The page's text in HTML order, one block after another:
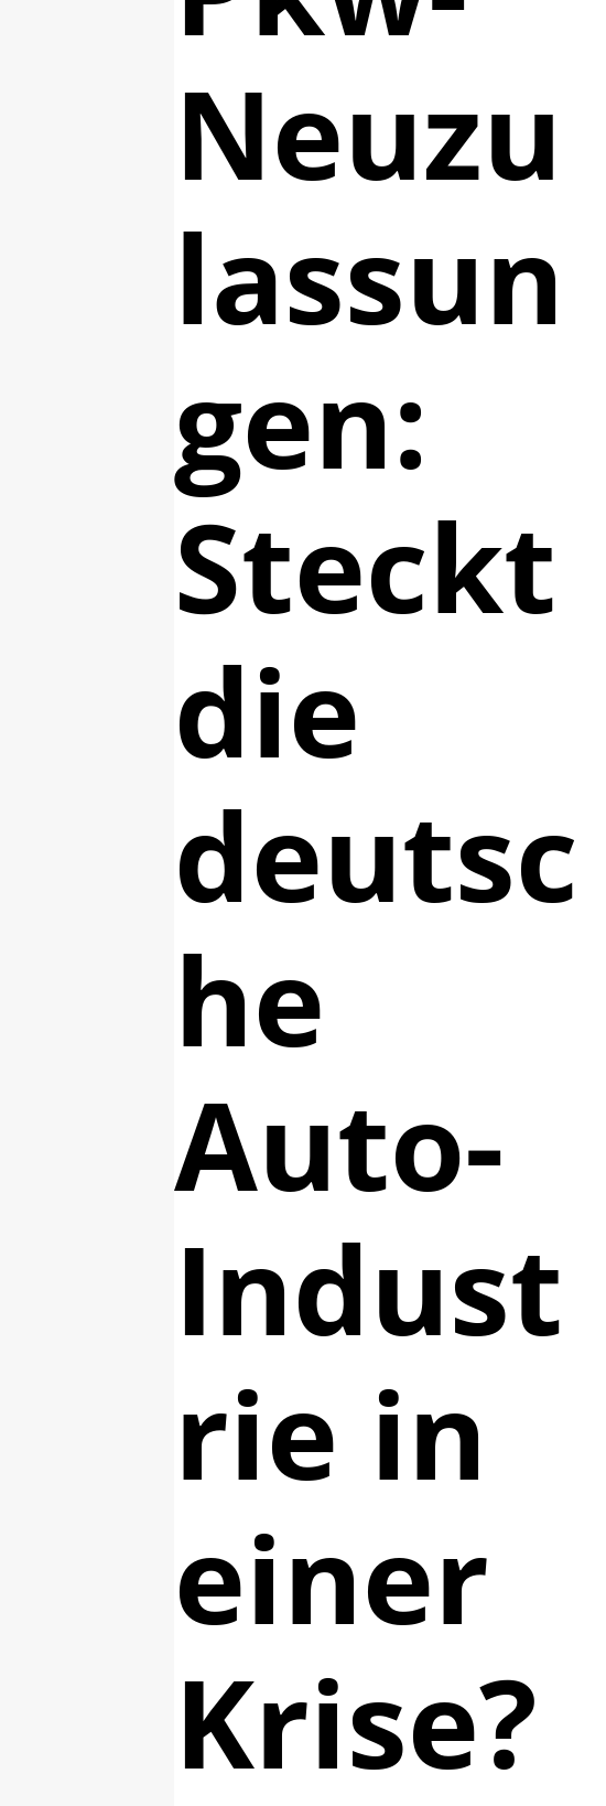
Neuzu
lassun
gen:
Steckt
die
deutsc
he
Auto-
Indust
rie in
einer
Krise?